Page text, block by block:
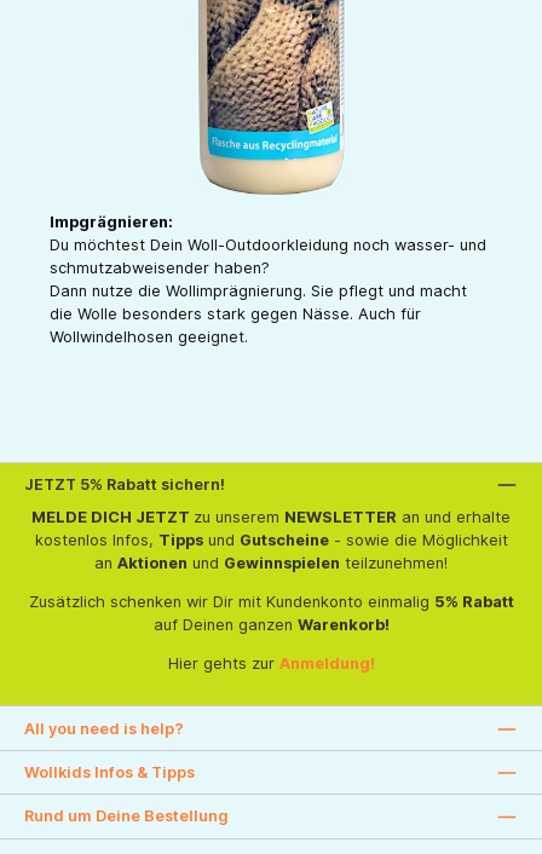
Impgrägnieren:
Du möchtest Dein Woll-Outdoorkleidung noch wasser- und
schmutzabweisender haben?
Dann nutze die Wollimprägnierung. Sie pflegt und macht
die Wolle besonders stark gegen Nässe. Auch für
Wollwindelhosen geeignet.
JETZT 5% Rabatt sichern!
MELDE DICH JETZT zu unserem NEWSLETTER an und erhalte
kostenlos Infos, Tippsund Gutscheine- sowie die Möglichkeit
an Aktionen und Gewinnspielen teilzunehmen!
Zusätzlich schenken wir Dir mit Kundenkonto einmalig 5% Rabatt
auf Deinen ganzen Warenkorb!
Hier gehts zur Anmeldung!
All you need is help?
Wollkids Infos & Tipps
Rund um Deine Bestellung